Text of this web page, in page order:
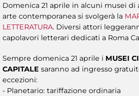
Domenica 21 aprile in alcuni musei
arte contemporanea si svolgerà la
LETTERATURA. Diversi attori
capolavori letterari dedicati a Roma
Sempre domenica 21 aprile i MUSEI
CAPITALE saranno ad ingresso
eccezioni:
- Planetario: tariffazione ordinaria